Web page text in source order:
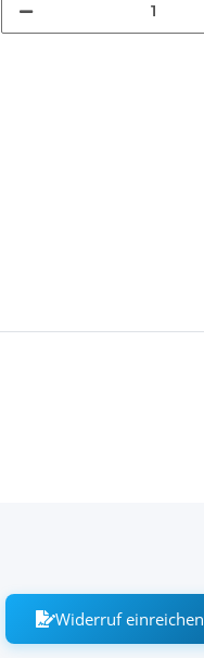
Widerruf einreichen